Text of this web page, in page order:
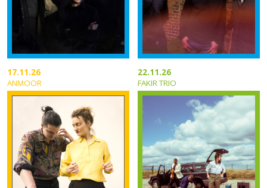
17.11.26
ANMOOR
22.11.26
FAKIR TRIO